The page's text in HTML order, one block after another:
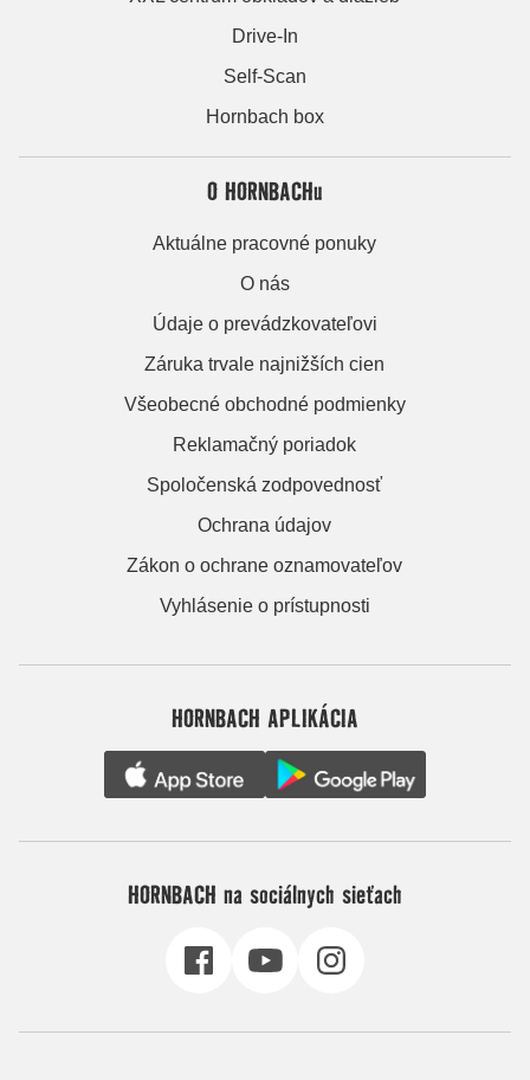
Drive-In
Self-Scan
Hornbach box
O HORNBACHu
Aktuálne pracovné ponuky
O nás
Údaje o prevádzkovateľovi
Záruka trvale najnižších cien
Všeobecné obchodné podmienky
Reklamačný poriadok
Spoločenská zodpovednosť
Ochrana údajov
Zákon o ochrane oznamovateľov
Vyhlásenie o prístupnosti
HORNBACH APLIKÁCIA
HORNBACH na sociálnych sieťach